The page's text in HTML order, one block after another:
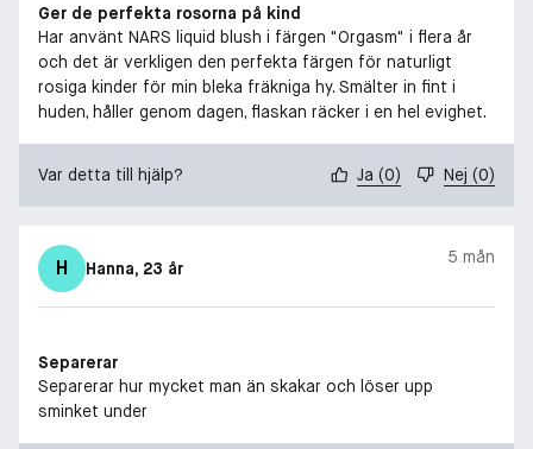
Ger de perfekta rosorna på kind
Har använt NARS liquid blush i färgen "Orgasm" i flera år
och det är verkligen den perfekta färgen för naturligt
rosiga kinder för min bleka fräkniga hy. Smälter in fint i
huden, håller genom dagen, flaskan räcker i en hel evighet.
Var detta till hjälp? Ja (0) Nej (0)
H Hanna, 23 år
5 mån
Separerar
Separerar hur mycket man än skakar och löser upp
sminket under